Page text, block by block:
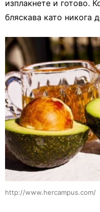
изплакнете и готово.
бляскава като никога
http://www.hercampus.com/